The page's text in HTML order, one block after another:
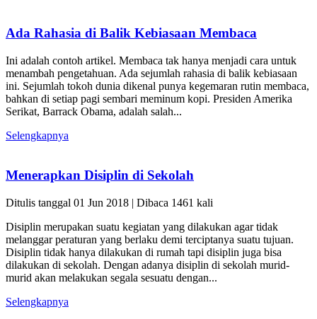
Ada Rahasia di Balik Kebiasaan Membaca
Ini adalah contoh artikel. Membaca tak hanya menjadi cara untuk
menambah pengetahuan. Ada sejumlah rahasia di balik kebiasaan
ini. Sejumlah tokoh dunia dikenal punya kegemaran rutin membaca,
bahkan di setiap pagi sembari meminum kopi. Presiden Amerika
Serikat, Barrack Obama, adalah salah...
Selengkapnya
Menerapkan Disiplin di Sekolah
Ditulis tanggal 01 Jun 2018 | Dibaca 1461 kali
Disiplin merupakan suatu kegiatan yang dilakukan agar tidak
melanggar peraturan yang berlaku demi terciptanya suatu tujuan.
Disiplin tidak hanya dilakukan di rumah tapi disiplin juga bisa
dilakukan di sekolah. Dengan adanya disiplin di sekolah murid-
murid akan melakukan segala sesuatu dengan...
Selengkapnya